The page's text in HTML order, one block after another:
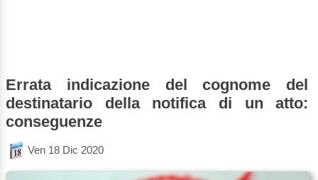
Errata indicazione del cognome del
destinatario della notifica di un atto:
conseguenze
Ven 18 Dic 2020